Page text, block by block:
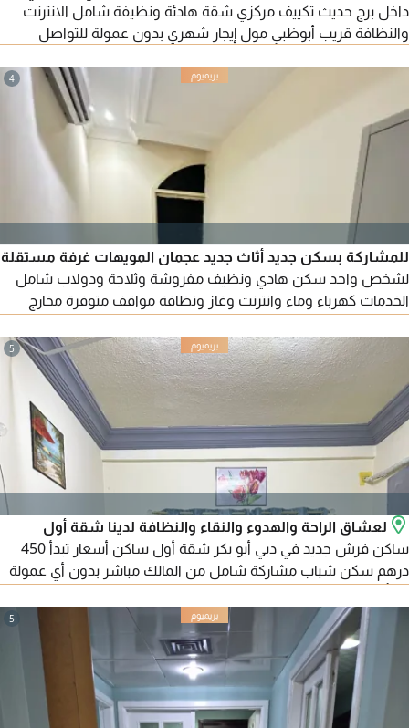
داخل برج حديث تكييف مركزي شقة هادئة ونظيفة شامل الانترنت
والنظافة قريب أبوظبي مول إيجار شهري بدون عمولة للتواصل
4
للمشاركة بسكن جديد أثاث جديد عجمان المويهات غرفة مستقلة
لشخص واحد سكن هادي ونظيف مفروشة وثلاجة ودولاب شامل
الخدمات كهرباء وماء وانترنت وغاز ونظافة مواقف متوفرة مخارج
5
لعشاق الراحة والهدوء والنقاء والنظافة لدينا شقة أول
ساكن فرش جديد في دبي أبو بكر شقة أول ساكن أسعار تبدأ 450
درهم سكن شباب مشاركة شامل من المالك مباشر بدون أي عمولة
الأقدام للاستعلام فضلا ليس أمرا
5